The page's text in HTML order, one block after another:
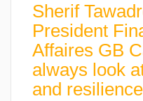
Sherif
President
Affaires GB
always look
and